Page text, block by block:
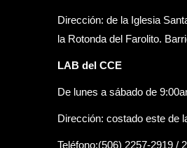
Dirección: de la Iglesia
la Rotonda del Farolito.
LAB del CCE
De lunes a sábado de
Dirección: costado este de
Teléfono:(506) 2257-2919 /